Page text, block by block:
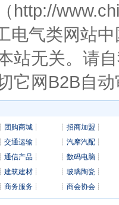
http://
电气类网站
站无关。请
它网B2B自
┊ 团购商城 ┊ ┊ 招商加盟 ┊
┊ 交通运输 ┊ ┊ 汽摩汽配┊
┊ 通信产品 ┊ ┊ 数码电脑 ┊
┊ 建筑建材 ┊ ┊ 玻璃陶瓷┊
┊ 商务服务 ┊ ┊ 商会协会┊